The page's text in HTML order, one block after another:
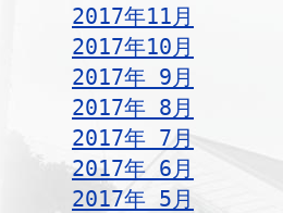
2017年11月
2017年10月
2017年 9月
2017年 8月
2017年 7月
2017年 6月
2017年 5月